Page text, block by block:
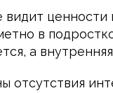
видит ценности
в
а
отсутствия